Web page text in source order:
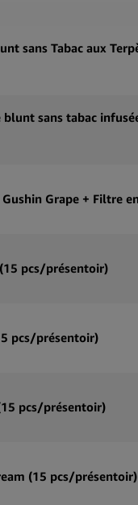
pcs/présentoir)
pcs/présentoir)
pcs/présentoir)
(15 pcs/présentoir)